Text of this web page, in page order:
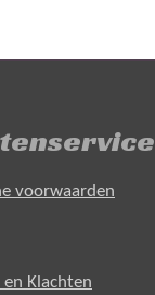
voorwaarden
Klachten